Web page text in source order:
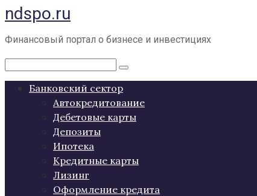
Перейти
к
контенту
ndspo.ru
Финансовый портал о бизнесе и инвестициях
Поиск:
Банковский сектор
Автокредитование
Дебетовые карты
Депозиты
Ипотека
Кредитные карты
Лизинг
Оформление кредита